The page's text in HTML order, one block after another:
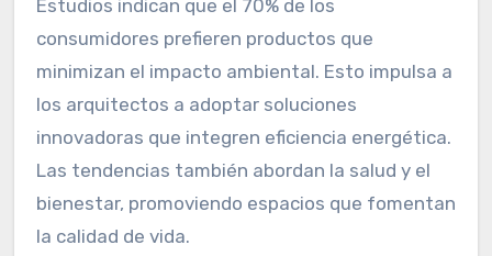
Estudios indican que el 70% de los
consumidores prefieren productos que
minimizan el impacto ambiental. Esto impulsa a
los arquitectos a adoptar soluciones
innovadoras que integren eficiencia energética.
Las tendencias también abordan la salud y el
bienestar, promoviendo espacios que fomentan
la calidad de vida.